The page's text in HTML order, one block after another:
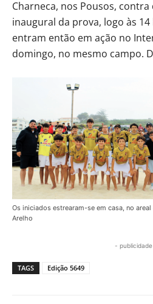
Charneca, nos Pousos,
inaugural da prova, logo às
entram então em ação no
domingo, no mesmo campo.
Os iniciados estrearam-se em casa, no areal
Arelho
-
TAGS Edição 5649